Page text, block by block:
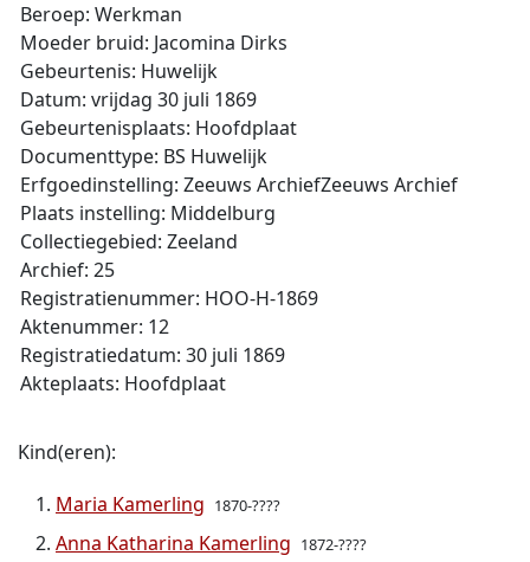
Beroep: Werkman
Moeder bruid: Jacomina Dirks
Gebeurtenis: Huwelijk
Datum: vrijdag 30 juli 1869
Gebeurtenisplaats: Hoofdplaat
Documenttype: BS Huwelijk
Erfgoedinstelling: Zeeuws ArchiefZeeuws Archief
Plaats instelling: Middelburg
Collectiegebied: Zeeland
Archief: 25
Registratienummer: HOO-H-1869
Aktenummer: 12
Registratiedatum: 30 juli 1869
Akteplaats: Hoofdplaat
Kind(eren):
Maria Kamerling 1870-????
Anna Katharina Kamerling 1872-????